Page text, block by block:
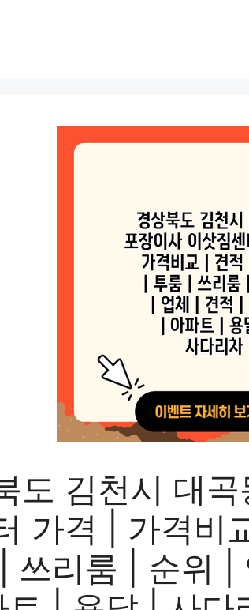
도 김천시 대
가격 | 가격비
쓰리룸 | 순위 |